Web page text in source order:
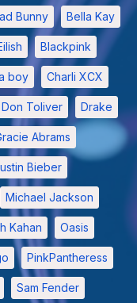
Bunny Bella Kay
Blackpink
boy Charli XCX
Don Toliver Drake
Abrams
Bieber
Michael Jackson
Kahan Oasis
PinkPantheress
Sam Fender